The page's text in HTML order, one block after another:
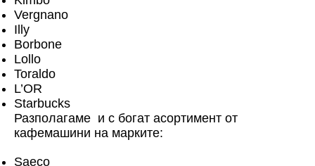
Vergnano
Illy
Borbone
Lollo
Toraldo
L’OR
Starbucks
Разполагаме и с богат асортимент от
кафемашини на марките:
Saeco